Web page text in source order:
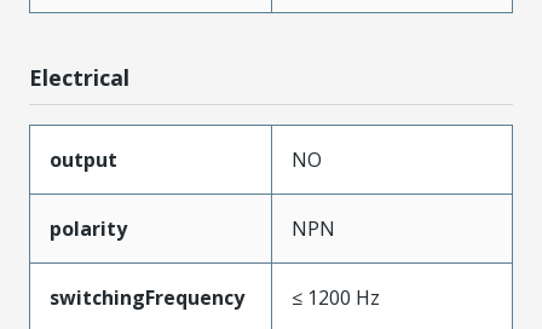
Electrical
output NO
polarity NPN
switchingFrequency ≤ 1200 Hz